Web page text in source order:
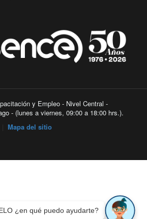
y Empleo - Nivel Central -
- (lunes a viernes, 09:00 a 18:00 hrs.).
Mapa del sitio
¿en qué puedo ayudarte?